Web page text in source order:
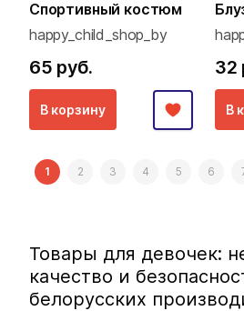
Спортивный костюм
happy_child_shop_by
65 руб.
В корзину
32
В
1 2 3 4 5 6
Товары для девочек:
качество и
белорусских